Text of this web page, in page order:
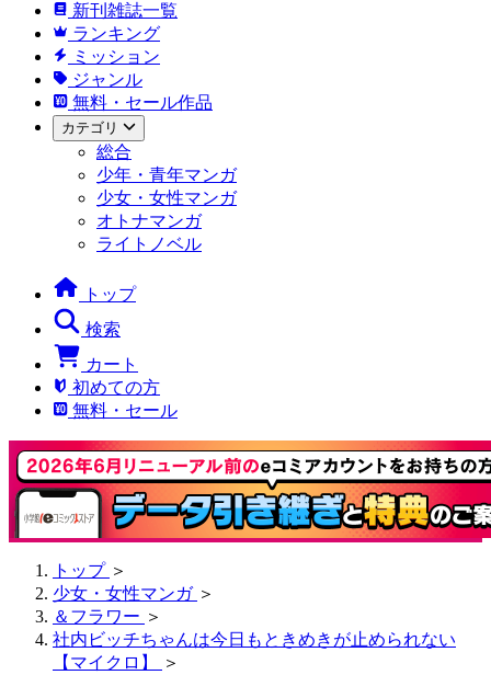
新刊雑誌一覧
ランキング
ミッション
ジャンル
無料・セール作品
カテゴリ
総合
少年・青年マンガ
少女・女性マンガ
オトナマンガ
ライトノベル
トップ
検索
カート
初めての方
無料・セール
トップ ＞
少女・女性マンガ ＞
＆フラワー ＞
社内ビッチちゃんは今日もときめきが止められない
【マイクロ】
＞